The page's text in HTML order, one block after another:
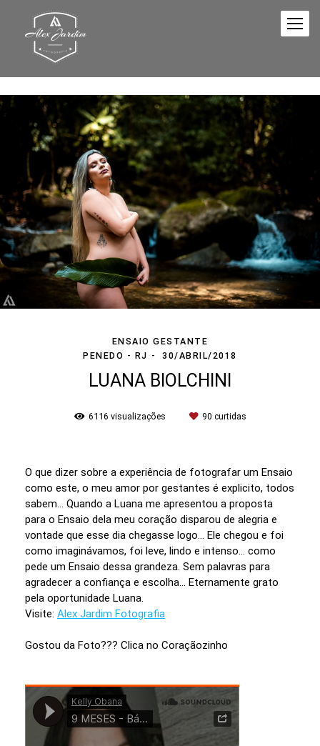
ENSAIO GESTANTE
PENEDO - RJ
30/ABRIL/2018
LUANA BIOLCHINI
6116 visualizações 90 curtidas
O que dizer sobre a experiência de fotografar um Ensaio
como este, o meu amor por gestantes é explicito, todos
sabem... Quando a Luana me apresentou a proposta
para o Ensaio dela meu coração disparou de alegria e
vontade que esse dia chegasse logo... Ele chegou e foi
como imaginávamos, foi leve, lindo e intenso... como
pede um Ensaio dessa grandeza. Sem palavras para
agradecer a confiança e escolha... Eternamente grato
pela oportunidade Luana.
Visite: Alex Jardim Fotografia
Gostou da Foto??? Clica no Coraçãozinho